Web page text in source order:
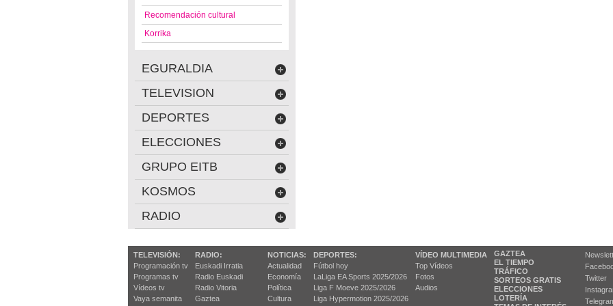
Recomendación cultural
Korrika
EGURALDIA
TELEVISION
DEPORTES
ELECCIONES
GRUPO EITB
KOSMOS
RADIO
TELEVISIÓN:
Programación tv
Programas tv
Vídeos tv
Vaya semanita
RADIO:
Euskadi Irratia
Radio Euskadi
Radio Vitoria
Gaztea
NOTICIAS:
Actualidad
Economía
Política
Cultura
DEPORTES:
Fútbol hoy
LaLiga EA Sports 2025/2026
Liga F Moeve 2025/2026
Liga Hypermotion 2025/2026
VÍDEO MULTIMEDIA
Top Vídeos
Fotos
Audios
GAZTEA
EL TIEMPO
TRÁFICO
SORTEOS GRATIS
ELECCIONES
LOTERÍA
Twitter